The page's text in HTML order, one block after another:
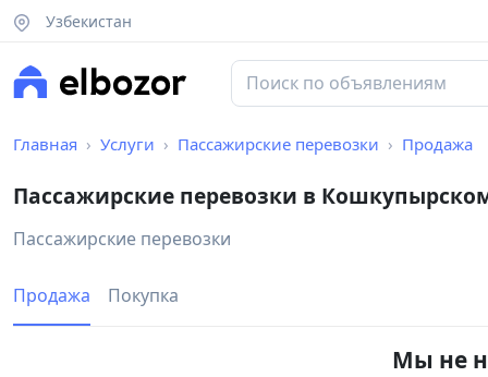
Узбекистан
Главная Услуги Пассажирские перевозки Продажа
Пассажирские перевозки в
Пассажирские перевозки
Продажа Покупка
Мы не